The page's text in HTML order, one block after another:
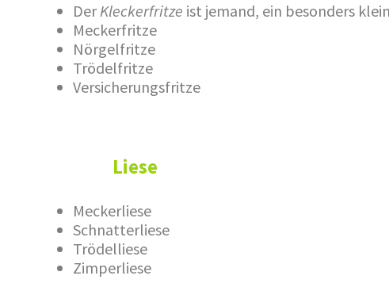
DerKleckerfritze ist jemand, ein besonders
Meckerfritze
Nörgelfritze
Trödelfritze
Versicherungsfritze
Liese
Meckerliese
Schnatterliese
Trödelliese
Zimperliese